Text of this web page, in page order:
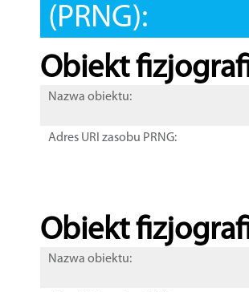
(PRNG):
Obiekt
Nazwa obiektu:
Adres URI zasobu PRNG:
Obiekt
Nazwa obiektu: